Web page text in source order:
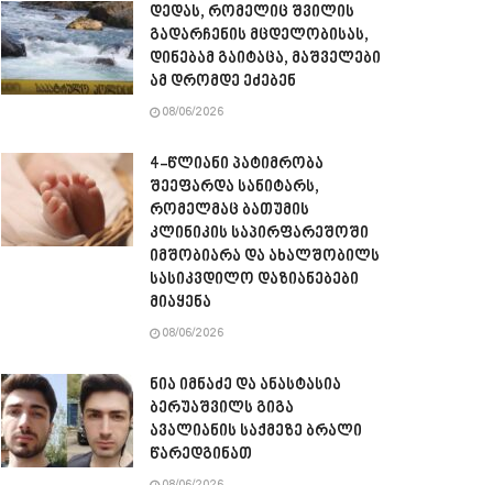
დედას, რომელიც შვილის
გადარჩენის მცდელობისას,
დინებამ გაიტაცა, მაშველები
ამ დრომდე ეძებენ
08/06/2026
4-წლიანი პატიმრობა
შეეფარდა სანიტარს,
რომელმაც ბათუმის
კლინიკის საპირფარეშოში
იმშობიარა და ახალშობილს
სასიკვდილო დაზიანებები
მიაყენა
08/06/2026
ნია იმნაძე და ანასტასია
ბერუაშვილს გიგა
ავალიანის საქმეზე ბრალი
წარედგინათ